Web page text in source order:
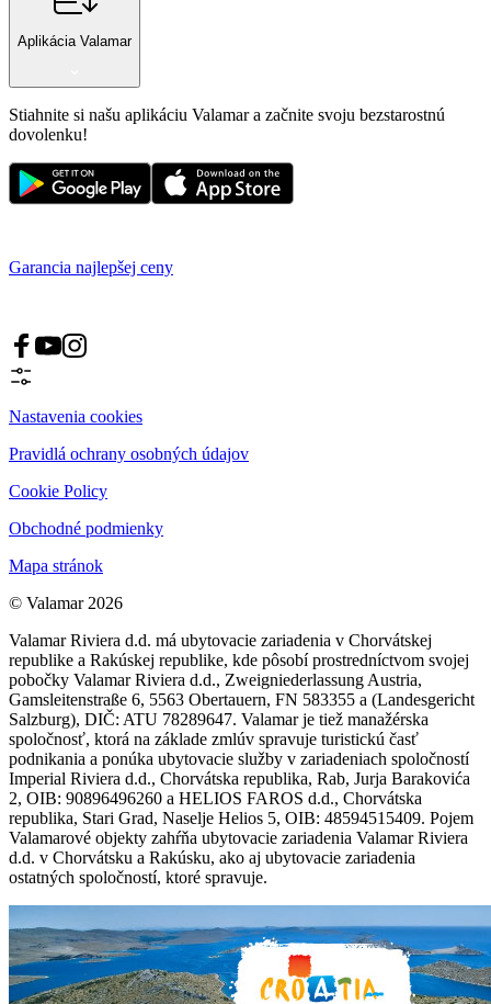
Aplikácia Valamar
Stiahnite si našu aplikáciu Valamar a začnite svoju bezstarostnú
dovolenku!
Garancia najlepšej ceny
Nastavenia cookies
Pravidlá ochrany osobných údajov
Cookie Policy
Obchodné podmienky
Mapa stránok
© Valamar 2026
Valamar Riviera d.d. má ubytovacie zariadenia v Chorvátskej
republike a Rakúskej republike, kde pôsobí prostredníctvom svojej
pobočky Valamar Riviera d.d., Zweigniederlassung Austria,
Gamsleitenstraße 6, 5563 Obertauern, FN 583355 a (Landesgericht
Salzburg), DIČ: ATU 78289647. Valamar je tiež manažérska
spoločnosť, ktorá na základe zmlúv spravuje turistickú časť
podnikania a ponúka ubytovacie služby v zariadeniach spoločností
Imperial Riviera d.d., Chorvátska republika, Rab, Jurja Barakovića
2, OIB: 90896496260 a HELIOS FAROS d.d., Chorvátska
republika, Stari Grad, Naselje Helios 5, OIB: 48594515409. Pojem
Valamarové objekty zahŕňa ubytovacie zariadenia Valamar Riviera
d.d. v Chorvátsku a Rakúsku, ako aj ubytovacie zariadenia
ostatných spoločností, ktoré spravuje.